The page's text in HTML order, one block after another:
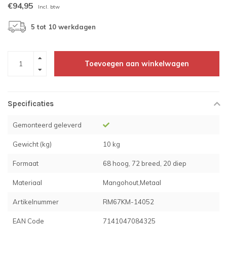
€94,95 Incl. btw
5 tot 10 werkdagen
Toevoegen aan winkelwagen
Specificaties
Gemonteerd geleverd
Gewicht (kg) 10 kg
Formaat 68 hoog, 72 breed, 20 diep
Materiaal Mangohout,Metaal
Artikelnummer RM67KM-14052
EAN Code 7141047084325